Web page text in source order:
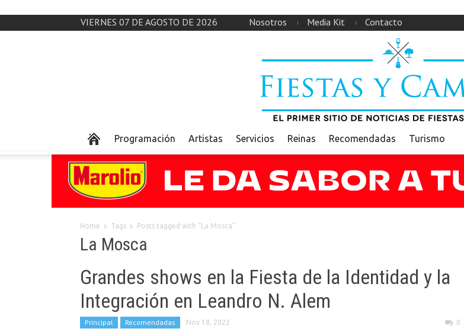
VIERNES 07 DE AGOSTO DE 2026 Nosotros Media Kit Contacto
Programación Artistas Servicios Reinas Recomendadas Turismo
Home Tags Posts tagged with "La Mosca"
La Mosca
Grandes shows en la Fiesta de la Identidad y la
Integración en Leandro N. Alem
Principal Recomendadas Nov 18, 2022 0